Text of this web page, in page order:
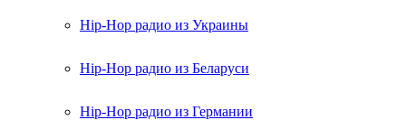
Hip-Hop радио из Украины
Hip-Hop радио из Беларуси
Hip-Hop радио из Германии